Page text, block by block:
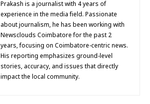
Prakash is a journalist with 4 years of
experience in the media field. Passionate
about journalism, he has been working with
Newsclouds Coimbatore for the past 2
years, focusing on Coimbatore-centric news.
His reporting emphasizes ground-level
stories, accuracy, and issues that directly
impact the local community.